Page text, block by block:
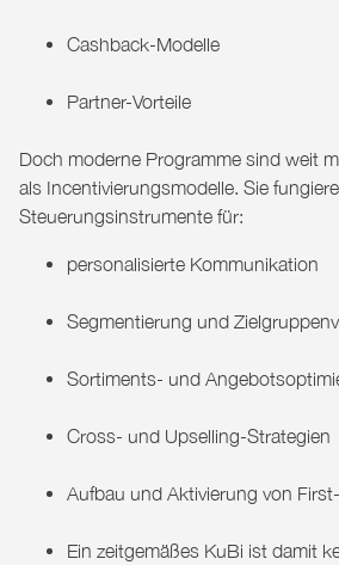
Cashback-Modelle
Partner-Vorteile
Doch moderne Programme sind weit
als Incentivierungsmodelle. Sie
Steuerungsinstrumente für:
personalisierte Kommunikation
Segmentierung und
Sortiments- und
Cross- und Upselling-Strategien
Aufbau und Aktivierung von
Ein zeitgemäßes KuBi ist damit